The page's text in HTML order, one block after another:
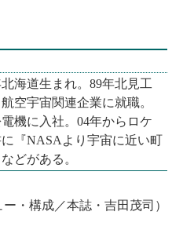
海道生まれ。89年北見工
空宇宙関連企業に就職。
機に入社。04年からロケ
『NASAより宇宙に近い町
どがある。
ー・構成／本誌・吉田茂司）